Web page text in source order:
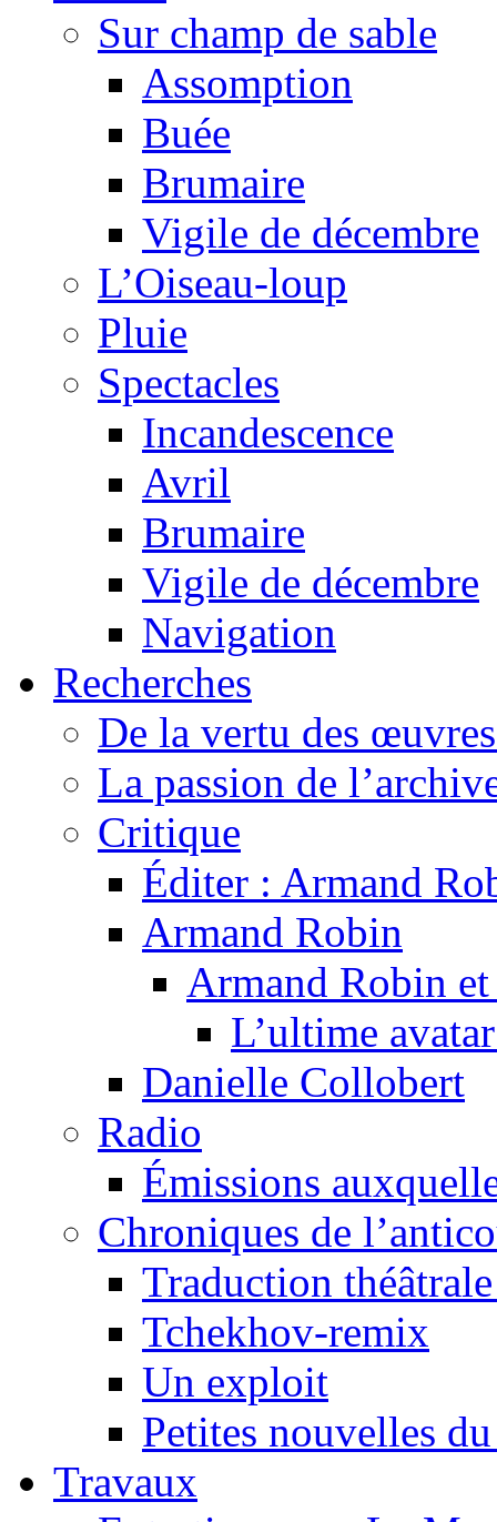
Sur champ de sable
Assomption
Buée
Brumaire
Vigile de décembre
L’Oiseau-loup
Pluie
Spectacles
Incandescence
Avril
Brumaire
Vigile de décembre
Navigation
Recherches
De la vertu des
La passion de
Critique
Éditer : Armand
Armand Robin
Armand Robin
L’ultime
Danielle Collobert
Radio
Émissions
Chroniques de
Traduction
Tchekhov-remix
Un exploit
Petites nouvelles
Travaux